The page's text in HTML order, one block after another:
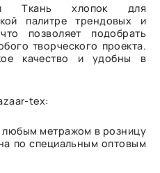
Ткань хлопок для
палитре трендовых и
позволяет подобрать
творческого проекта.
качество и удобны в
tex:
любым метражом в розницу
по специальным оптовым